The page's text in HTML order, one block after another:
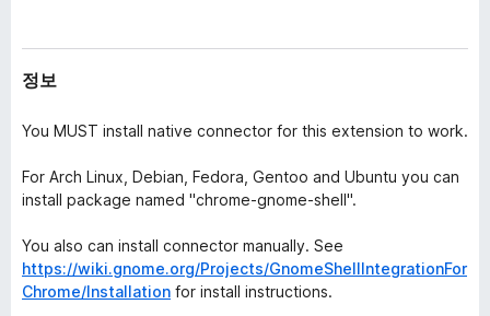
정보
You MUST install native connector for this extension to work.
For Arch Linux, Debian, Fedora, Gentoo and Ubuntu you can
install package named "chrome-gnome-shell".
You also can install connector manually. See
https://wiki.gnome.org/Projects/GnomeShellIntegrationFor
Chrome/Installation for install instructions.